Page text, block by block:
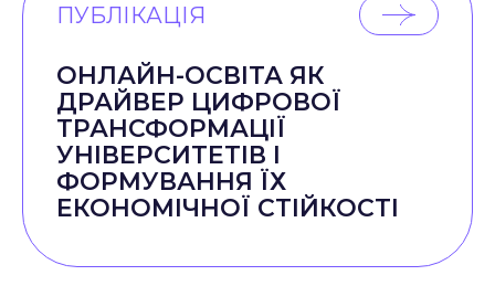
ПУБЛІКАЦІЯ
ОНЛАЙН-ОСВІТА ЯК
ДРАЙВЕР ЦИФРОВОЇ
ТРАНСФОРМАЦІЇ
УНІВЕРСИТЕТІВ І
ФОРМУВАННЯ ЇХ
ЕКОНОМІЧНОЇ СТІЙКОСТІ